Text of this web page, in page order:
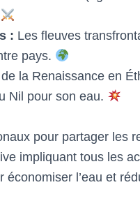
: Les fleuves
pays.
la Renaissance en
Nil pour son eau.
pour partager les
impliquant tous les
économiser l’eau et